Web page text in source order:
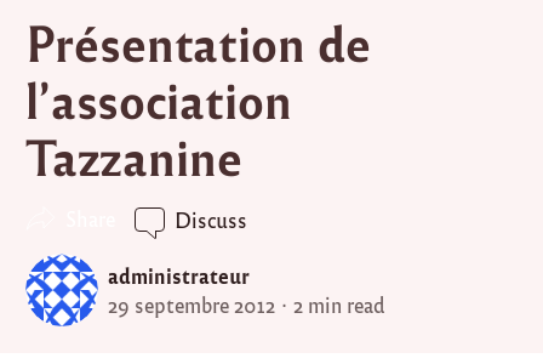
Présentation de
l’association
Tazzanine
administrateur
29 septembre 2012
2 min read
Discuss